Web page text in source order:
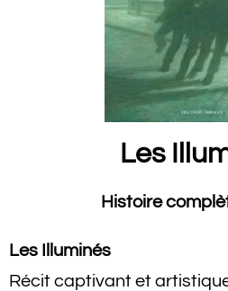
Les
Histoire
Les Illuminés
Récit captivant et